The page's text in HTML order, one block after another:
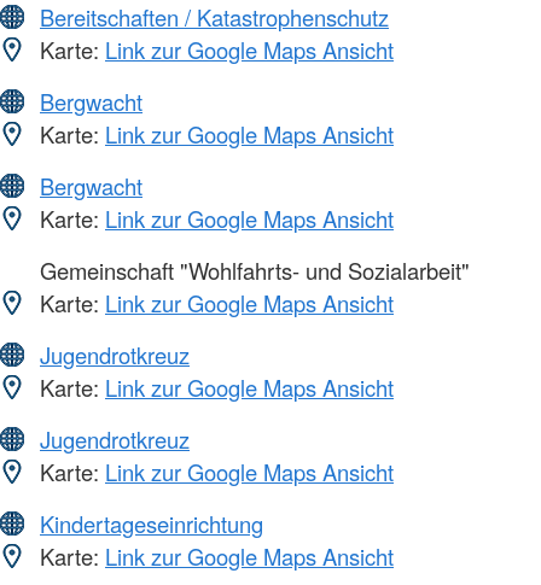
Bereitschaften / Katastrophenschutz
Karte: Link zur Google Maps Ansicht
Bergwacht
Karte: Link zur Google Maps Ansicht
Bergwacht
Karte: Link zur Google Maps Ansicht
Gemeinschaft "Wohlfahrts- und Sozialarbeit"
Karte: Link zur Google Maps Ansicht
Jugendrotkreuz
Karte: Link zur Google Maps Ansicht
Jugendrotkreuz
Karte: Link zur Google Maps Ansicht
Kindertageseinrichtung
Karte: Link zur Google Maps Ansicht